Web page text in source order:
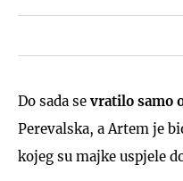
Do sada sevratilo samo
Perevalska, a Artem je
kojeg su majke uspjele